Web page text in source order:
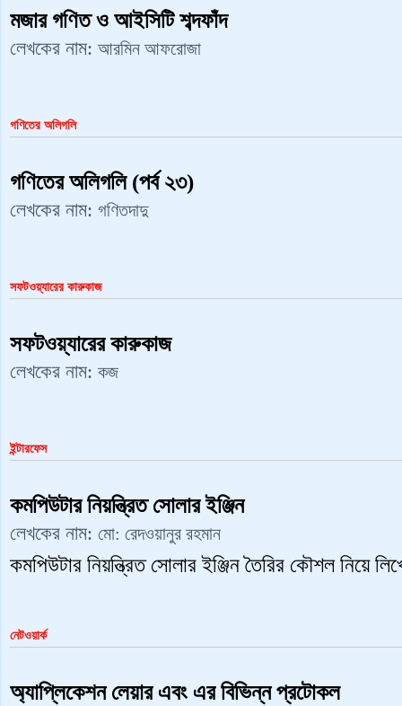
মজার গণিত ও আইসিটি শব্দফাঁদ
লেখকের নাম: ‍আরমিন ‍আফরোজা
গণিতের অলিগলি
গণিতের অলিগলি (পর্ব ২৩)
লেখকের নাম: গণিতদাদু
সফটওয়্যারের কারুকাজ
সফটওয়্যারের কারুকাজ
লেখকের নাম: কজ
ইন্টারফেস
কমপিউটার নিয়ন্ত্রিত সোলার ইঞ্জিন
লেখকের নাম: মো: রেদওয়ানুর রহমান
কমপিউটার নিয়ন্ত্রিত সোলার ইঞ্জিন তৈরির কৌশল নিয়ে
নেটওয়ার্ক
অ্যাপ্লিকেশন লেয়ার এবং এর বিভিন্ন প্রটোকল